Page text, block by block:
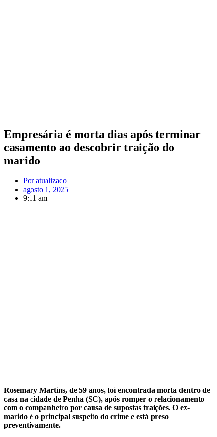
Empresária é morta dias após terminar
casamento ao descobrir traição do
marido
Poratualizado
agosto 1, 2025
9:11 am
Rosemary Martins, de 59 anos, foi encontrada morta dentro de
casa na cidade de Penha (SC), após romper o relacionamento
com o companheiro por causa de supostas traições. O ex-
marido é o principal suspeito do crime e está preso
preventivamente.